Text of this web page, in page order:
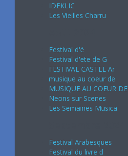
IDEKLIC
Les Vieilles Charru
Festival d'é
Festival d'ete de G
FESTIVAL CASTEL Ar
musique au coeur de
MUSIQUE AU COEUR DE
Neons sur Scenes
Les Semaines Musica
Festival Arabesques
Festival du livre d